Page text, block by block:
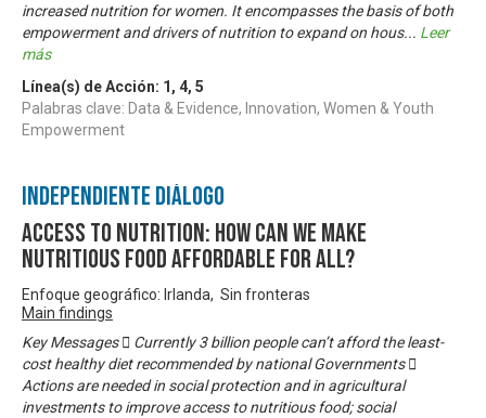
increased nutrition for women. It encompasses the basis of both
empowerment and drivers of nutrition to expand on hous... Leer
más
Línea(s) de Acción: 1 , 4, 5
Palabras clave: Data & Evidence, Innovation, Women & Youth
Empowerment
Independiente Diálogo
Access to Nutrition: How can we make
nutritious food affordable for all?
Enfoque geográfico: Irlanda, Sin fronteras
Main findings
Key Messages  Currently 3 billion people can’t afford the least-
cost healthy diet recommended by national Governments 
Actions are needed in social protection and in agricultural
investments to improve access to nutritious food; social